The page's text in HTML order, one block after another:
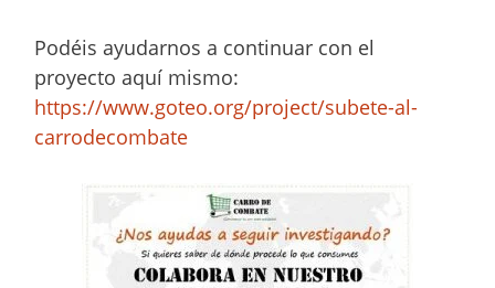
Podéis ayudarnos a continuar con el
proyecto aquí mismo:
https://www.goteo.org/project/subete-al-
carrodecombate